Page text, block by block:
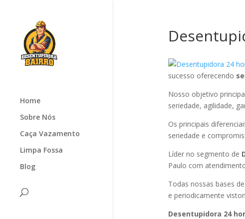
Home
Sobre Nós
Caça Vazamento
Limpa Fossa
Blog
sucesso oferecendo
Nosso objetivo
seriedade, agilidade,
Os principais
seriedade e
Líder no segmento de
Paulo com
Todas nossas bases
e periodicamente
Desentupidora 24